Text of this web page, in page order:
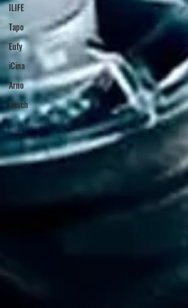
ILIFE
Tapo
Eufy
iCina
Arno
Bosch